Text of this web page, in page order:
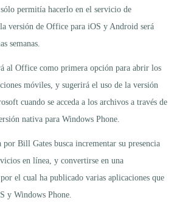
permitía hacerlo en el servicio de
versión de Office para iOS y Android será
semanas.
al Office como primera opción para abrir los
móviles, y sugerirá el uso de la versión
cuando se acceda a los archivos a través de
nativa para Windows Phone.
Bill Gates busca incrementar su presencia
en línea, y convertirse en una
el cual ha publicado varias aplicaciones que
y Windows Phone.